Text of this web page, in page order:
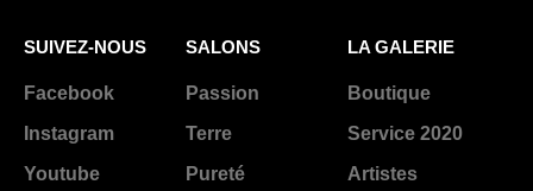
SUIVEZ-NOUS
Facebook
Instagram
Youtube
SALONS
Passion
Terre
Pureté
LA GALERIE
Boutique
Service 2020
Artistes